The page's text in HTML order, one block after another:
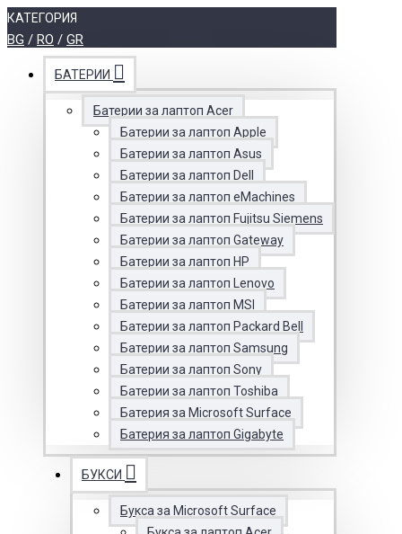
КАТЕГОРИЯ
BG / RO / GR
БАТЕРИИ
Батерии за лаптоп Acer
Батерии за лаптоп Apple
Батерии за лаптоп Asus
Батерии за лаптоп Dell
Батерии за лаптоп eMachines
Батерии за лаптоп Fujitsu Siemens
Батерии за лаптоп Gateway
Батерии за лаптоп HP
Батерии за лаптоп Lenovo
Батерии за лаптоп MSI
Батерии за лаптоп Packard Bell
Батерии за лаптоп Samsung
Батерии за лаптоп Sony
Батерии за лаптоп Toshiba
Батерия за Microsoft Surface
Батерия за лаптоп Gigabyte
БУКСИ
Букса за Microsoft Surface